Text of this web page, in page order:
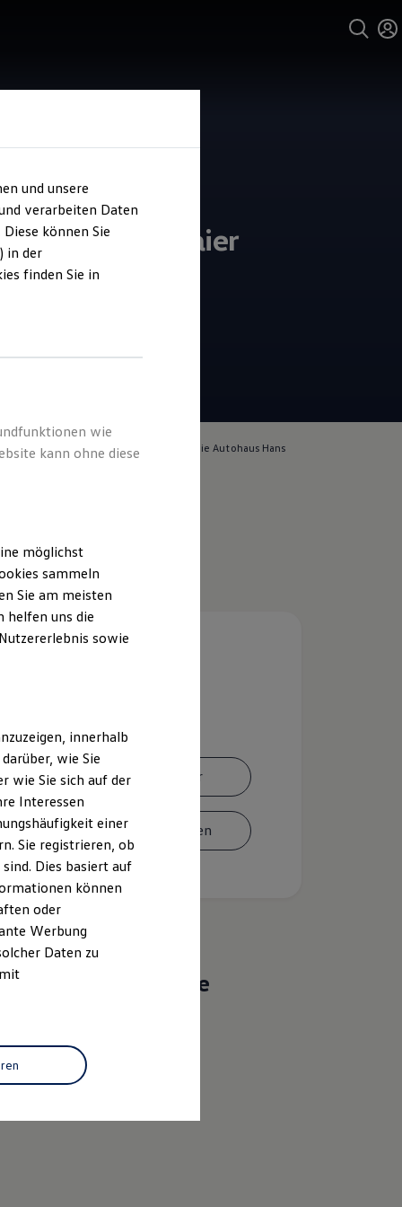
Hans Maier
4.7| 83 Bewertungen
für die Inhalte auf dieser Seite ist die Autohaus Hans
Ansprechpartner
Termin vereinbaren
Das sind unsere
Service
und unsere
verarbeiten Daten
können Sie
in der
finden Sie in
wie
kann ohne diese
möglichst
sammeln
Sie am meisten
helfen uns die
sowie
innerhalb
wie Sie
wie Sie sich auf der
Interessen
einer
Sie registrieren, ob
Dies basiert auf
können
oder
Werbung
Daten zu